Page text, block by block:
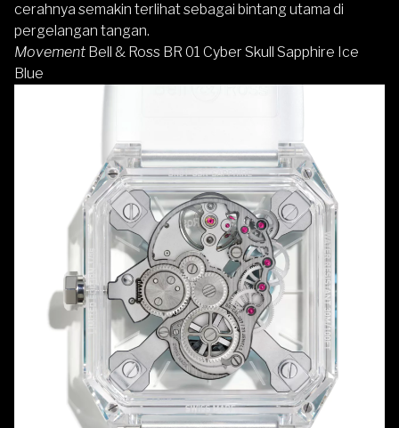
cerahnya semakin terlihat sebagai bintang utama di
pergelangan tangan.
Movement Bell & Ross BR 01 Cyber Skull Sapphire Ice
Blue